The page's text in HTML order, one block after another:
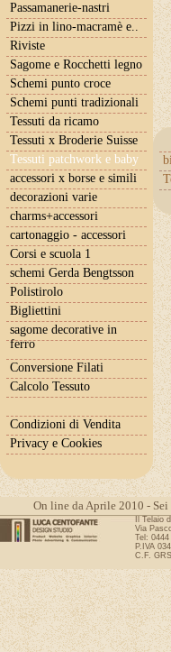
Passamanerie-nastri
Pizzi in lino-macramè e..
Riviste
Sagome e Rocchetti legno
Schemi punto croce
Schemi punti tradizionali
Tessuti da ricamo
Tessuti x Broderie Suisse
Tessuti patchwork e baby
accessori x borse e simili
decorazioni varie
charms+accessori
cartonaggio - accessori
Corsi e scuola 1
schemi Gerda Bengtsson
Polistirolo
Bigliettini
sagome decorative in
ferro
Conversione Filati
Calcolo Tessuto
Condizioni di Vendita
Privacy e Cookies
On line da Aprile 2010 -
Il Telaio
Via
Tel: 0444
P.IVA
C.F.